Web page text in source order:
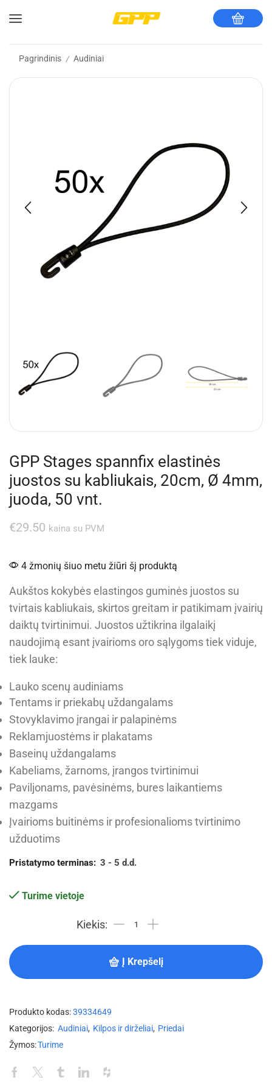
Pagrindinis / Audiniai
GPP Stages spannfix elastinės
juostos su kabliukais, 20cm, Ø 4mm,
juoda, 50 vnt.
€29.50 kaina su PVM
4 žmonių šiuo metu žiūri šį produktą
Aukštos kokybės elastingos guminės juostos su
tvirtais kabliukais, skirtos greitam ir patikimam įvairių
daiktų tvirtinimui. Juostos užtikrina ilgalaikį
naudojimą esant įvairioms oro sąlygoms tiek viduje,
tiek lauke:
Lauko scenų audiniams
Tentams ir priekabų uždangalams
Stovyklavimo įrangai ir palapinėms
Reklamjuostėms ir plakatams
Baseinų uždangalams
Kabeliams, žarnoms, įrangos tvirtinimui
Paviljonams, pavėsinėms, bures laikantiems
mazgams
Įvairioms buitinėms ir profesionalioms tvirtinimo
užduotims
Pristatymo terminas: 3 - 5 d.d.
Turime vietoje
Į Krepšelį
Produkto kodas:39334649
Kategorijos: Audiniai, Kilpos ir dirželiai, Priedai
Žymos:Turime